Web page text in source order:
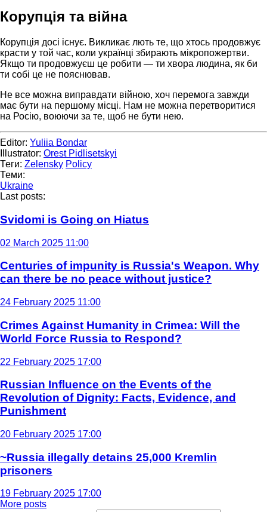
Корупція та війна
Корупція досі існує. Викликає лють те, що хтось продовжує
красти у той час, коли українці збирають мікропожертви.
Якщо ти продовжуєш це робити — ти хвора людина, як би
ти собі це не пояснював.
Не все можна виправдати війною, хоч перемога завжди
має бути на першому місці. Нам не можна перетворитися
на Росію, воюючи за те, щоб не бути нею.
Editor: Yuliia Bondar
Illustrator: Orest Pidlisetskyi
Теги: Zelensky Policy
Теми:
Ukraine
Last posts:
Svidomi is Going on Hiatus
02 March 2025 11:00
Centuries of impunity is Russia's Weapon. Why
can there be no peace without justice?
24 February 2025 11:00
Crimes Against Humanity in Crimea: Will the
World Force Russia to Respond?
22 February 2025 17:00
Russian Influence on the Events of the
Revolution of Dignity: Facts, Evidence, and
Punishment
20 February 2025 17:00
~Russia illegally detains 25,000 Kremlin
prisoners
19 February 2025 17:00
More posts